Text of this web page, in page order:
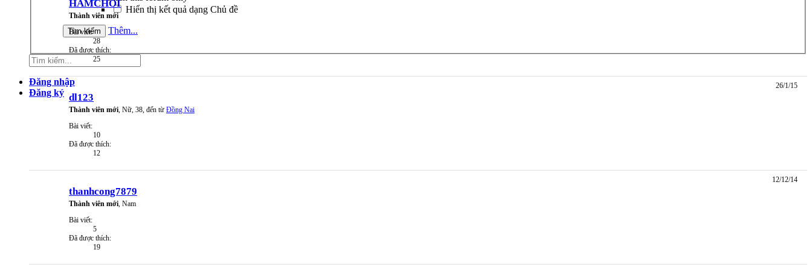
Hiển thị kết quả dạng Chủ đề
Thêm...
Đăng nhập
Đăng ký
HAMCHOI
Thành viên mới
Bài viết:
28
Đã được thích:
25
26/1/15
dl123
Thành viên mới, Nữ, 38, đến từ Đồng Nai
Bài viết:
10
Đã được thích:
12
12/12/14
thanhcong7879
Thành viên mới, Nam
Bài viết:
5
Đã được thích:
19